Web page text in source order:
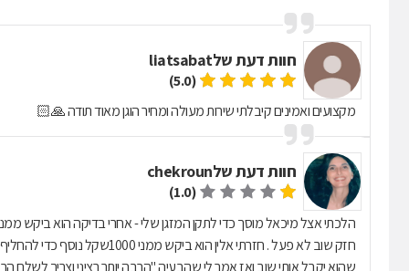
חוות דעת שלliatsabat
(5.0)
מקצועים ואמינים קיבלתי שירות מעולה ומחיר הוגן מאוד תודה 🙏🏻
חוות דעת שלchekroun
(1.0)
חזק שוב לא פעל . חזרתי אלין